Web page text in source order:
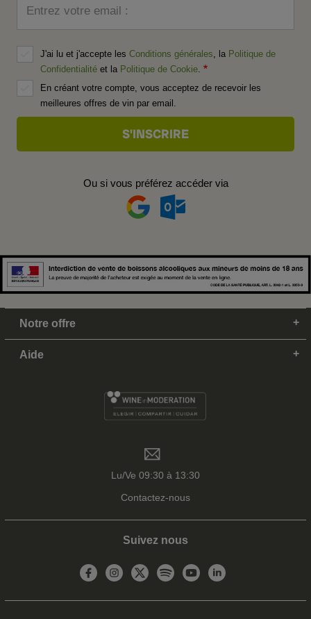
Entrez votre email :
J'ai lu et j'accepte les Conditions générales , la Politique de
Confidentialité et la Politique de Cookie
En créant votre compte, vous acceptez de recevoir les
meilleures offres de vin par email.
Ou si vous préférez accéder via
Notre offre
Aide
Lu/Ve 09:30 à 13:30
Contactez-nous
Suivez nous